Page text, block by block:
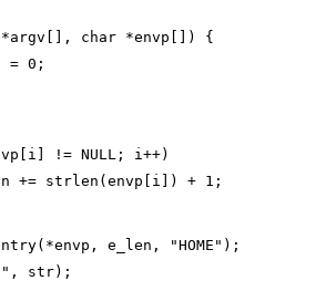
char *envp[]) {